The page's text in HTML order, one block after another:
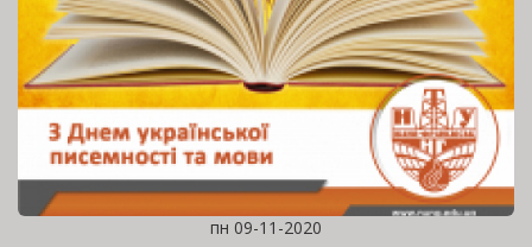
пн 09-11-2020